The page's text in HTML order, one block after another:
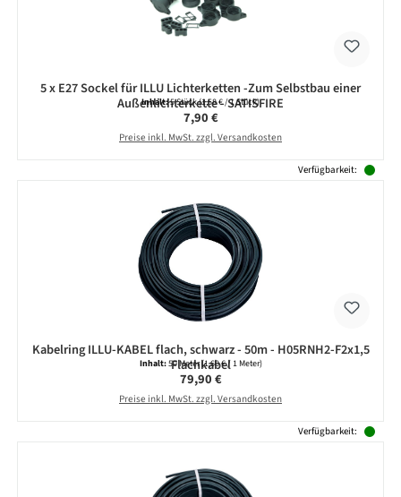
5 x E27 Sockel für ILLU Lichterketten -Zum Selbstbau einer
Außenlichterkette - SATISFIRE
Inhalt:5 Stück(1,58 € / 1 Stück)
Regulärer Preis:
7,90 €
Preise inkl. MwSt. zzgl. Versandkosten
Verfügbarkeit:
Kabelring ILLU-KABEL flach, schwarz - 50m - H05RNH2-F2x1,5
Flachkabel
Inhalt:50 Meter(1,60 € / 1 Meter)
Regulärer Preis:
79,90 €
Preise inkl. MwSt. zzgl. Versandkosten
Verfügbarkeit: